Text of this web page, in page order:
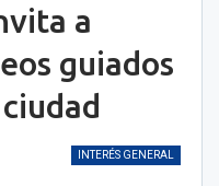
a
guiados
INTERÉS GENERAL